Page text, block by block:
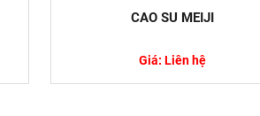
CAO SU MEIJI
Giá: Liên hệ
N-Methyl-2-Pyrrolidone (NMP) là một